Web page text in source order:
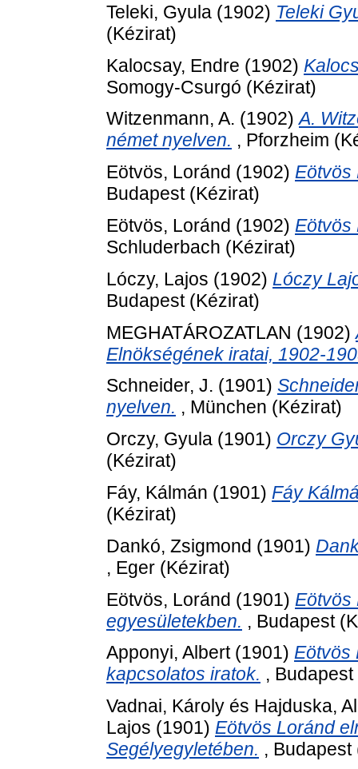
Teleki, Gyula (1902) Teleki
(Kézirat)
Kalocsay, Endre (1902)
Somogy-Csurgó (Kézirat)
Witzenmann, A. (1902)A.
német nyelven. , Pforzheim
Eötvös, Loránd (1902) Eötvös
Budapest (Kézirat)
Eötvös, Loránd (1902) Eötvös
Schluderbach (Kézirat)
Lóczy, Lajos (1902) Lóczy
Budapest (Kézirat)
MEGHATÁROZATLAN (1902)
Elnökségének iratai, 1902-
Schneider, J. (1901)
nyelven. , München (Kézirat)
Orczy, Gyula (1901) Orczy
(Kézirat)
Fáy, Kálmán (1901) Fáy
(Kézirat)
Dankó, Zsigmond (1901)
, Eger (Kézirat)
Eötvös, Loránd (1901) Eötvös
egyesületekben. , Budapest
Apponyi, Albert(1901) Eötvös
kapcsolatos iratok. ,
Vadnai, Károly és Hajduska,
Lajos (1901) Eötvös Loránd
Segélyegyletében. , Budapest